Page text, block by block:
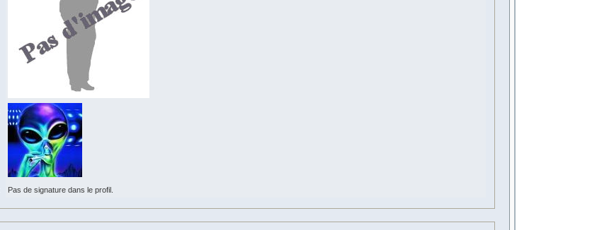
Pas de signature dans le profil.